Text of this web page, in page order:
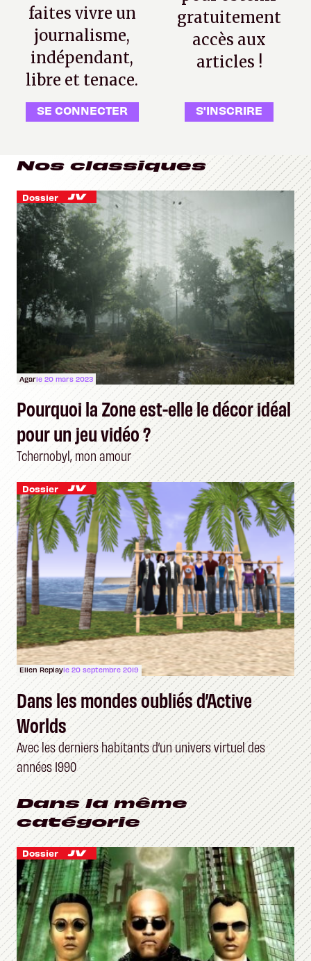
faites vivre un
journalisme,
indépendant,
libre et tenace.
SE CONNECTER
gratuitement
accès aux
articles !
S'INSCRIRE
Nos classiques
Dossier
Agarle 20 mars 2023
Pourquoi la Zone est-elle le décor idéal
pour un jeu vidéo ?
Tchernobyl, mon amour
Dossier
Ellen Replayle 20 septembre 2019
Dans les mondes oubliés d’Active
Worlds
Avec les derniers habitants d’un univers virtuel des
années 1990
Dans la même
catégorie
Dossier